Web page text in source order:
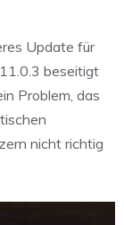
Update für
beseitigt
Problem, das
nicht richtig